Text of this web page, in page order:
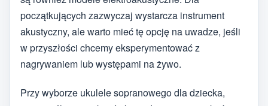
początkujących zazwyczaj wystarcza instrument
akustyczny, ale warto mieć tę opcję na uwadze, jeśli
w przyszłości chcemy eksperymentować z
nagrywaniem lub występami na żywo.
Przy wyborze ukulele sopranowego dla dziecka,